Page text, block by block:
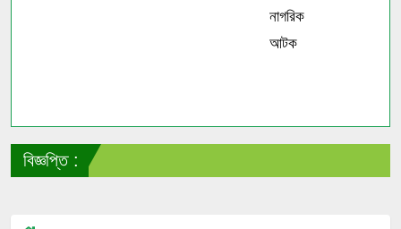
বিজ্ঞপ্তি :